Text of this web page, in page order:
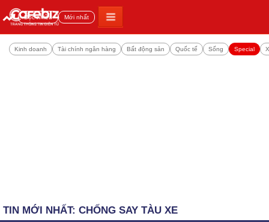
Đọc nhiều Mới nhất
Kinh doanh Tài chính ngân hàng Bất động sản Quốc tế Sống Special
TIN MỚI NHẤT: CHỐNG SAY TÀU XE